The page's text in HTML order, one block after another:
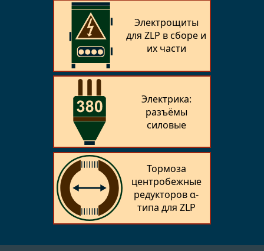
Электрощиты
для ZLP в сборе и
их части
Электрика:
разъёмы
силовые
Тормоза
центробежные
редукторов α-
типа для ZLP